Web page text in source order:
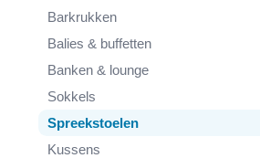
Barkrukken
Balies & buffetten
Banken & lounge
Sokkels
Spreekstoelen
Kussens